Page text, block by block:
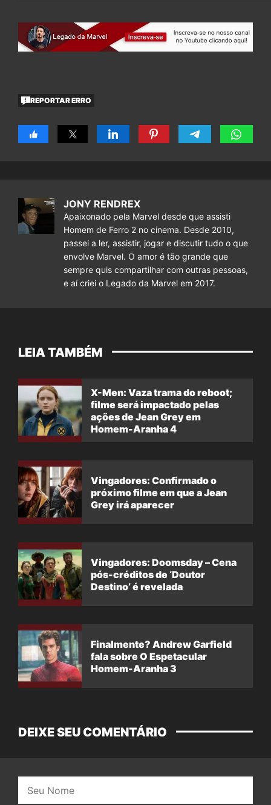
REPORTAR ERRO
JONY RENDREX
Apaixonado pela Marvel desde que assisti
Homem de Ferro 2 no cinema. Desde 2010,
passei a ler, assistir, jogar e discutir tudo o que
envolve Marvel. O amor é tão grande que
sempre quis compartilhar com outras pessoas,
e aí criei o Legado da Marvel em 2017.
LEIA TAMBÉM
X-Men: Vaza trama do reboot;
filme será impactado pelas
ações de Jean Grey em
Homem-Aranha 4
Vingadores: Confirmado o
próximo filme em que a Jean
Grey irá aparecer
Vingadores: Doomsday – Cena
pós-créditos de ‘Doutor
Destino’ é revelada
Finalmente? Andrew Garfield
fala sobre O Espetacular
Homem-Aranha 3
DEIXE SEU COMENTÁRIO